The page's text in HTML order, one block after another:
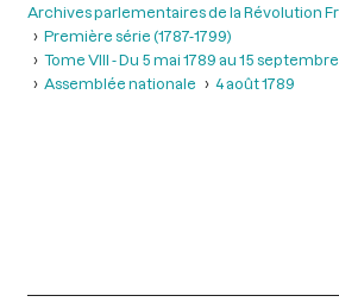
Archives parlementaires de la Révolution
Première série (1787-1799)
Tome VIII - Du 5 mai 1789 au 15
Assemblée nationale
4 août 1789